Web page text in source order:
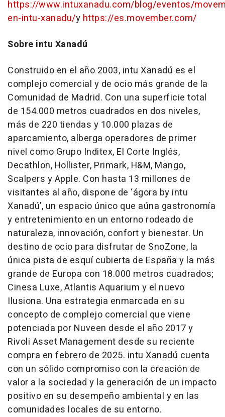
https://www.intuxanadu.com/blog/eventos/
en-intu-xanadu/y https://es.movember.com/
Sobre intu Xanadú
Construido en el año 2003, intu Xanadú es el
complejo comercial y de ocio más grande de la
Comunidad de Madrid. Con una superficie total
de 154.000 metros cuadrados en dos niveles,
más de 220 tiendas y 10.000 plazas de
aparcamiento, alberga operadores de primer
nivel como Grupo Inditex, El Corte Inglés,
Decathlon, Hollister, Primark, H&M, Mango,
Scalpers y Apple. Con hasta 13 millones de
visitantes al año, dispone de ‘ágora by intu
Xanadú’, un espacio único que aúna gastronomía
y entretenimiento en un entorno rodeado de
naturaleza, innovación, confort y bienestar. Un
destino de ocio para disfrutar de SnoZone, la
única pista de esquí cubierta de España y la más
grande de Europa con 18.000 metros cuadrados;
Cinesa Luxe, Atlantis Aquarium y el nuevo
Ilusiona. Una estrategia enmarcada en su
concepto de complejo comercial que viene
potenciada por Nuveen desde el año 2017 y
Rivoli Asset Management desde su reciente
compra en febrero de 2025. intu Xanadú cuenta
con un sólido compromiso con la creación de
valor a la sociedad y la generación de un impacto
positivo en su desempeño ambiental y en las
comunidades locales de su entorno.